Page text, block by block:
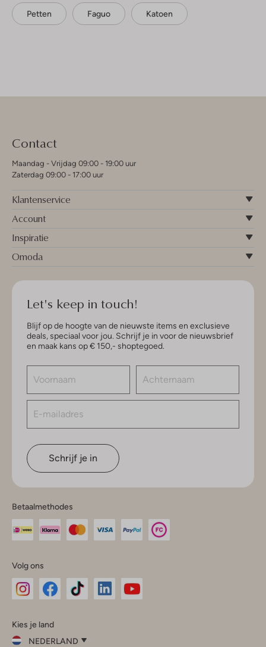
Petten Faguo Katoen
Contact
Maandag - Vrijdag 09:00 - 19:00 uur
Zaterdag 09:00 - 17:00 uur
Klantenservice
Account
Inspiratie
Omoda
Let's keep in touch!
Blijf op de hoogte van de nieuwste items en exclusieve
deals, speciaal voor jou. Schrijf je in voor de nieuwsbrief
en maak kans op € 150,- shoptegoed.
Schrijf je in
Betaalmethodes
Volg ons
InstagramFacebook
Kies je land
NEDERLAND